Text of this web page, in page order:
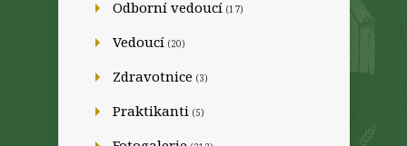
Odborní vedoucí (17)
Vedoucí (20)
Zdravotnice (3)
Praktikanti (5)